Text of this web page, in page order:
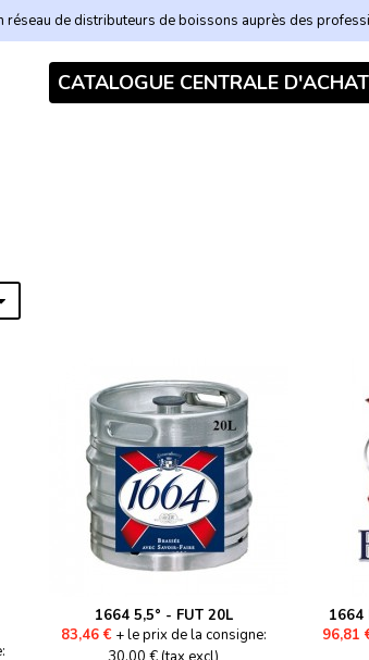
réseau de distributeurs de boissons auprès des
CATALOGUE CENTRALE D'ACHAT
1664 5,5° - FUT 20L
83,46 € + le prix de la consigne:
1664
96,81